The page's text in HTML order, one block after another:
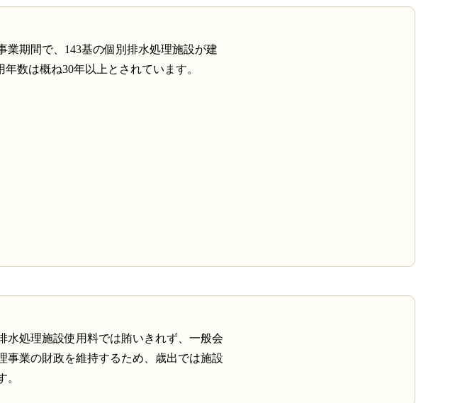
期間で、143基の個別排水処理施設が建
数は概ね30年以上とされています。
水処理施設使用料では賄いきれず、一般会
事業の財政を維持するため、歳出では施設